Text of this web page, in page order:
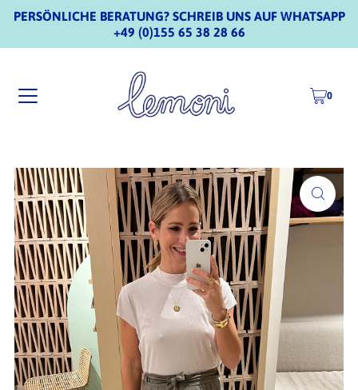
PERSÖNLICHE BERATUNG? SCHREIB UNS AUF WHATSAPP
+49 (0)155 65 38 28 66
0